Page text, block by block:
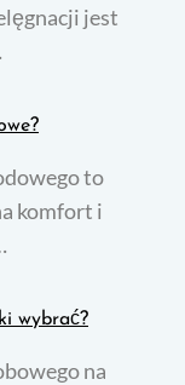
jest
to
komfort i
wybrać?
na